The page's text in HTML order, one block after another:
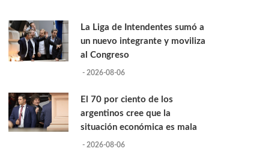
La Liga de Intendentes sumó a
un nuevo integrante y moviliza
al Congreso
- 2026-08-06
El 70 por ciento de los
argentinos cree que la
situación económica es mala
- 2026-08-06